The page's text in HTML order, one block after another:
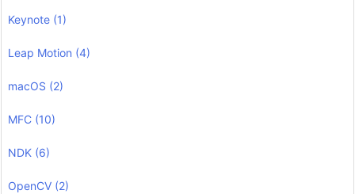
Keynote (1)
Leap Motion (4)
macOS (2)
MFC (10)
NDK (6)
OpenCV (2)